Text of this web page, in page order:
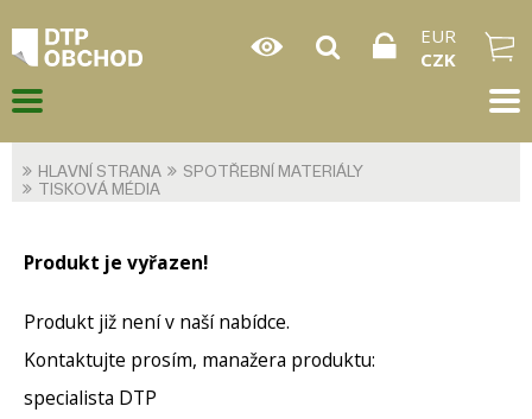
EUR
CZK
HLAVNÍ STRANA
SPOTŘEBNÍ MATERIÁLY
TISKOVÁ MÉDIA
Produkt je vyřazen!
Produkt již není v naší nabídce.
Kontaktujte prosím, manažera produktu:
specialista DTP